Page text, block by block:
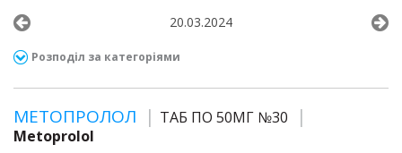
20.03.2024
Розподіл за категоріями
МЕТОПРОЛОЛ
ТАБ ПО 50МГ №30
Metoprolol